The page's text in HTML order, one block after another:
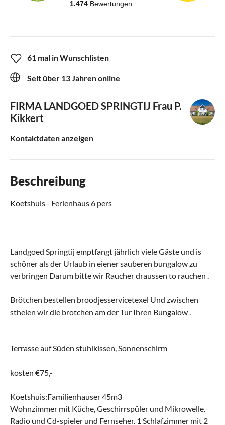
61 mal in Wunschlisten
Seit über 13 Jahren online
FIRMA LANDGOED SPRINGTIJ Frau P.
Kikkert
Kontaktdaten anzeigen
Beschreibung
Koetshuis - Ferienhaus 6 pers
Landgoed Springtij emptfangt jährlich viele Gäste und is
schöner als der Urlaub in eiener sauberen bungalow zu
verbringen Darum bitte wir Raucher draussen to rauchen .
Brötchen bestellen broodjesservicetexel Und zwischen
sthelen wir die brotchen am der Tur Ihren Bungalow .
Terrasse auf Süden stuhlkissen, Sonnenschirm
kosten €75,-
Koetshuis:Familienhauser 45m3
Wohnzimmer mit Küche, Geschirrspüler und Mikrowelle.
Radio und Cd-spieler und Fernseher. 1 Schlafzimmer mit 2